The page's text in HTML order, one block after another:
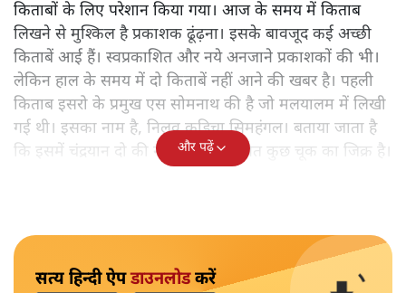
किताबों के लिए परेशान किया गया। आज के समय में किताब
लिखने से मुश्किल है प्रकाशक ढूंढ़ना। इसके बावजूद कई अच्छी
किताबें आई हैं। स्वप्रकाशित और नये अनजाने प्रकाशकों की भी।
लेकिन हाल के समय में दो किताबें नहीं आने की खबर है। पहली
किताब इसरो के प्रमुख एस सोमनाथ की है जो मलयालम में लिखी
गई थी। इसका नाम है, निलवु कुडिचा सिमहंगल। बताया जाता है
कि इसमें चंद्रयान दो की नाकामी से संबंधित कुछ चूक का जिक्र है।
और पढ़ें
सत्य हिन्दी ऐपडाउनलोडकरें